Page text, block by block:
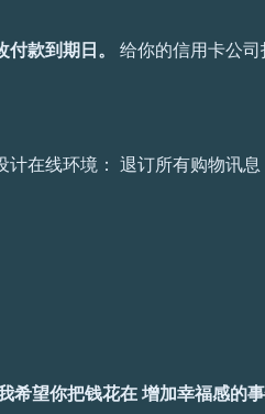
款到期日。 给你的信用卡公司
计在线环境： 退订所有购物讯
望你把钱花在 增加幸福感的事